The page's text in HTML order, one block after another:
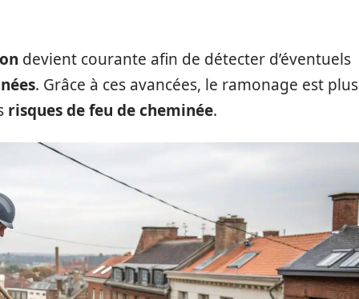
devient courante afin de détecter d’éventuels
. Grâce à ces avancées, le ramonage est plus
risques de feu de cheminée.